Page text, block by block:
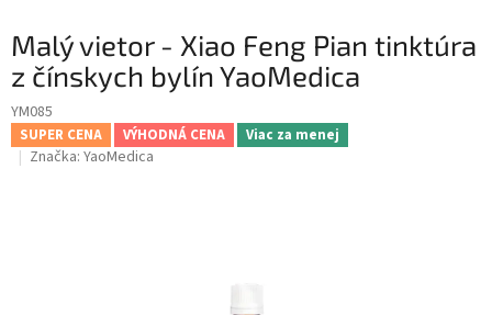
Malý vietor - Xiao Feng Pian tinktúra
z čínskych bylín YaoMedica
YM085
SUPER CENA VÝHODNÁ CENA Viac za menej
Značka: YaoMedica